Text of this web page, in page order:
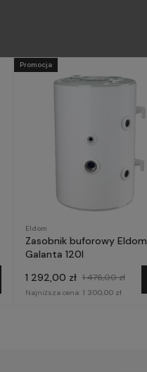
Eldom
Zasobnik buforowy Eldom
Galanta 120l
1 292,00 zł 1 476,00 zł
Najniższa cena: 1 300,00 zł
Promocja